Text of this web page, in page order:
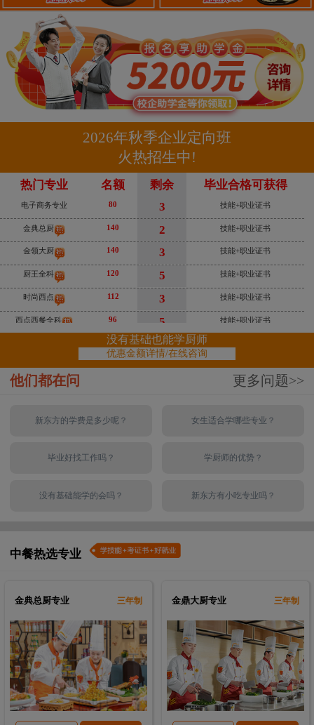
2026年秋季企业定向班
火热招生中!
热门专业 名额 剩余 毕业合格可获得
金典总厨 140 2 技能+职业证书
金领大厨 140 3 技能+职业证书
厨王全科 120 5 技能+职业证书
时尚西点 112 3 技能+职业证书
96 5 技能+职业证书
5
电子商务专业 80 3 技能+职业证书
2
3
5
3
西点西餐全科 5
5
80 3
金典总厨 技能+职业证书
厨王全科 120 技能+职业证书
西餐主厨 112 技能+职业证书
金领大厨 140 3
时尚西点 112 技能+职业证书
西点西餐全科 96 技能+职业证书
西餐主厨 技能+职业证书
电子商务专业 80 技能+职业证书
没有基础也能学厨师
优惠金额详情/在线咨询
他们都在问 更多问题>>
新东方的学费是多少呢？ 女生适合学哪些专业？
毕业好找工作吗？ 学厨师的优势？
没有基础能学的会吗？ 新东方有小吃专业吗？
中餐热选专业
金典总厨专业 三年制 金鼎大厨专业 三年制